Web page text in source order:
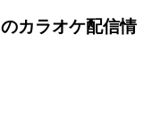
のカラオケ配信情